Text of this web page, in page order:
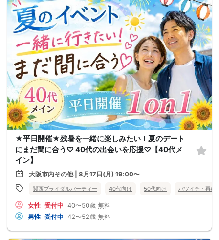
★平日開催★残暑を一緒に楽しみたい！夏のデート
にまだ間に合う♡ 40代の出会いを応援♡【40代メ
イン】
大阪市内その他 | 8月17日(月) 19:00〜
関西ブライダルパーティー 40代向け 50代向け バツイチ・再婚
女性 受付中 40〜50歳 無料
男性 受付中 42〜52歳 無料